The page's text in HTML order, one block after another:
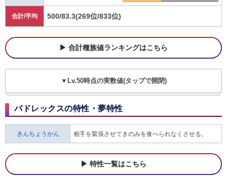
合計/平均 500/83.3(269位/833位)
合計種族値ランキングはこちら
▼Lv.50時点の実数値(タップで開閉)
バドレックスの特性・夢特性
きんちょうかん 相手を緊張させてきのみを食べられなくさせる。
特性一覧はこちら